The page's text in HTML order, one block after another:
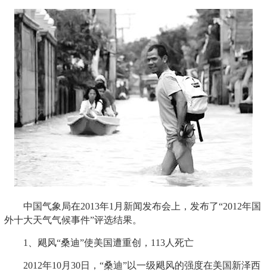
中国气象局在2013年1月新闻发布会上，发布了“2012年国
外十大天气气候事件”评选结果。
1、飓风“桑迪”使美国遭重创，113人死亡
2012年10月30日，“桑迪”以一级飓风的强度在美国新泽西